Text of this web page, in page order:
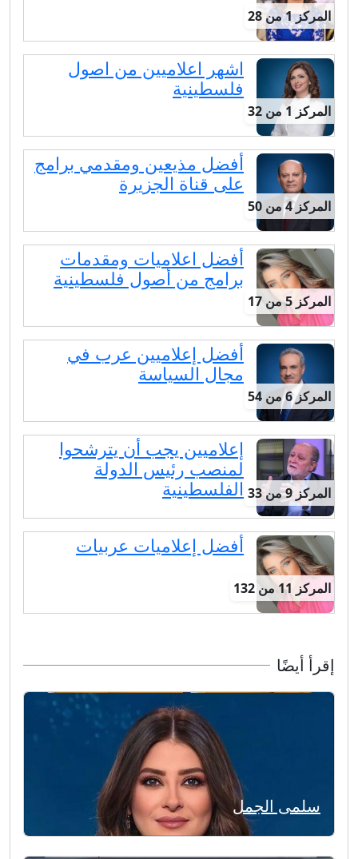
المركز 1 من 28
المركز 1 من 32
اشهر اعلاميين من اصول
فلسطينية
المركز 4 من 50
أفضل مذيعين ومقدمي برامج
على قناة الجزيرة
المركز 5 من 17
أفضل اعلاميات ومقدمات
برامج من أصول فلسطينية
المركز 6 من 54
أفضل إعلاميين عرب في
مجال السياسة
المركز 9 من 33
إعلاميين يجب أن يترشحوا
لمنصب رئيس الدولة
الفلسطينية
المركز 11 من 132
أفضل إعلاميات عربيات
إقرأ أيضًا
سلمى الجمل